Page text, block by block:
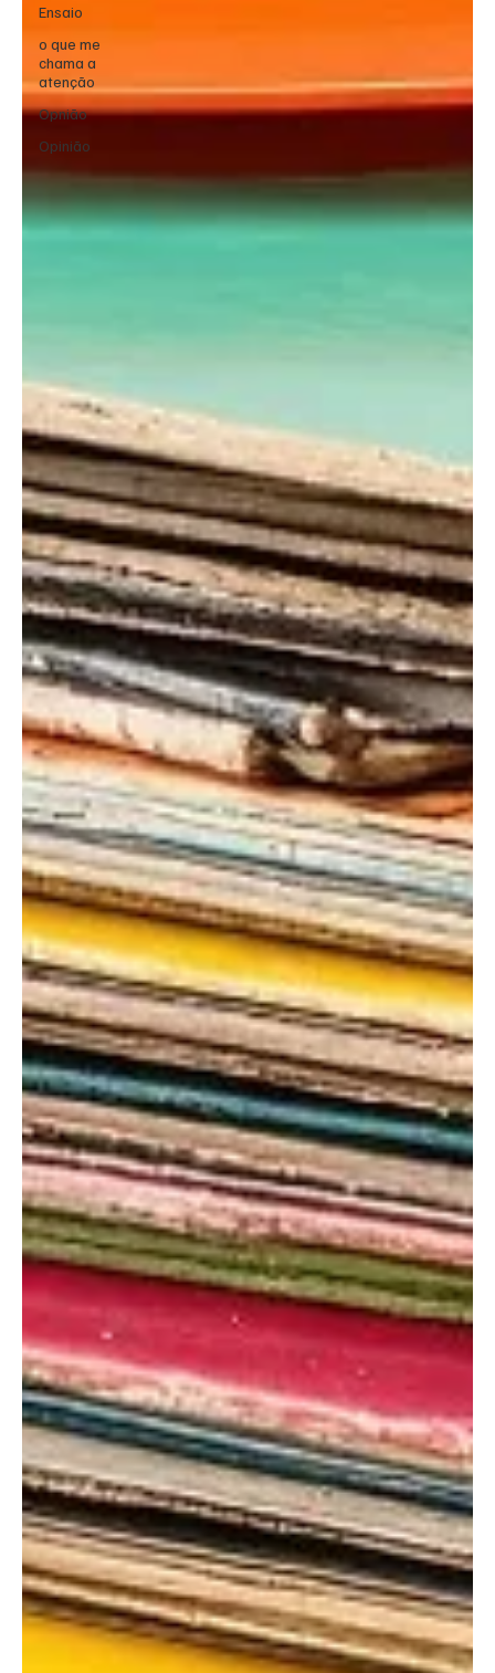
Ensaio
o que me
chama a
atenção
Opnião
Opinião